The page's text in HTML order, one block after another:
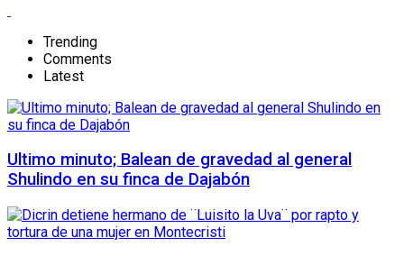
Trending
Comments
Latest
Ultimo minuto; Balean de gravedad al general
Shulindo en su finca de Dajabón